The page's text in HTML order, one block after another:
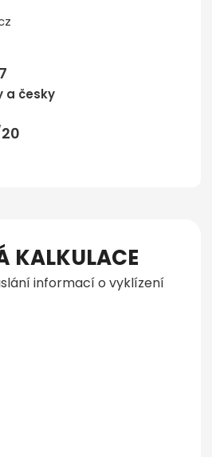
a česky
KALKULACE
informací o vyklízení